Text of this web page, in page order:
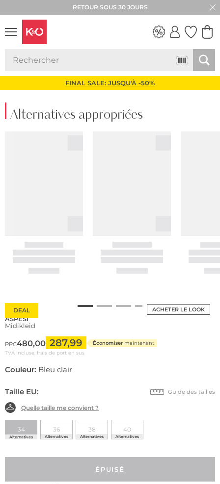
RETOUR SOUS 30 JOURS
FINAL SALE: JUSQU'À -50%
Alternatives appropriées
ACHETER LE LOOK
DEAL
ASPESI
Midikleid
PPC480,00 287,99 Économiser maintenant
TVA incluse, frais de port en sus
Couleur: Bleu clair
Taille EU: Guide des tailles
Quelle taille me convient ?
34
Alternatives
36
Alternatives
38
Alternatives
40
Alternatives
ÉPUISÉ